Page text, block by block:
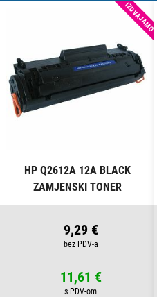
IZDVAJAMO
HP Q2612A 12A BLACK
ZAMJENSKI TONER
9,29 €
11,61 €